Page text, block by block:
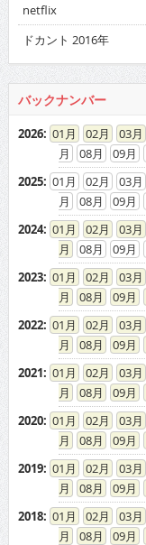
netflix
ドカント 2016年
バックナンバー
2026: 01 02 03
08
09
2025: 01 02 03
08
09
2024: 01 02 03
08
09
2023: 01 02 03
08
09
2022: 01 02 03
08
09
2021: 01 02 03
08
09
2020: 01 02 03
08
09
2019: 01 02 03
08
09
2018: 01 02 03
08
09